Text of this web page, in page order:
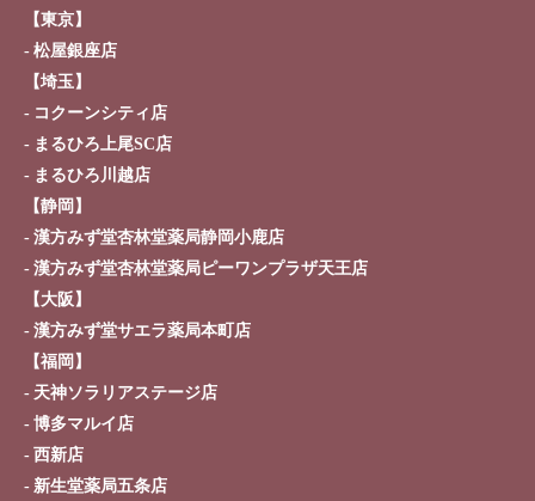
【東京】
松屋銀座店
【埼玉】
コクーンシティ店
まるひろ上尾SC店
まるひろ川越店
【静岡】
漢方みず堂杏林堂薬局静岡小鹿店
漢方みず堂杏林堂薬局ピーワンプラザ天王店
【大阪】
漢方みず堂サエラ薬局本町店
【福岡】
天神ソラリアステージ店
博多マルイ店
西新店
新生堂薬局五条店